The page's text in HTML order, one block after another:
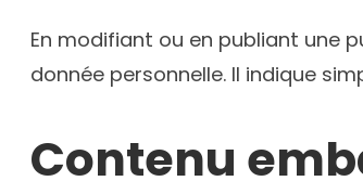
En modifiant ou en publiant une
donnée personnelle. Il indique
Contenu